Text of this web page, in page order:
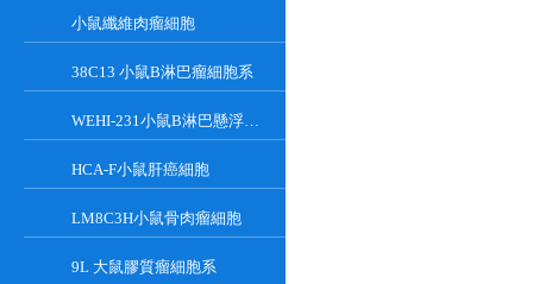
小鼠纖維肉瘤細胞
38C13 小鼠B淋巴瘤細胞系
WEHI-231小鼠B淋巴懸浮細胞系
HCA-F小鼠肝癌細胞
LM8C3H小鼠骨肉瘤細胞
9L 大鼠膠質瘤細胞系